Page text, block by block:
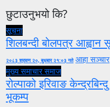
छुटाउनुभयो कि?
सूचना
शिलबन्दी बोलपत्र आह्वान
२०८३ श्रावण २०, बुधबार २१:०३ गते आहा सञ्चार
मुख्य समाचारसमाज
रोल्पाको इरिवाङ
भूकम्प